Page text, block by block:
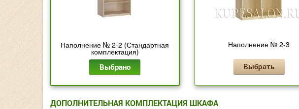
Наполнение № 2-2 (Стандартная
комплектация)
Выбрано
Наполнение № 2-3
Выбрать
ДОПОЛНИТЕЛЬНАЯ КОМПЛЕКТАЦИЯ ШКАФА